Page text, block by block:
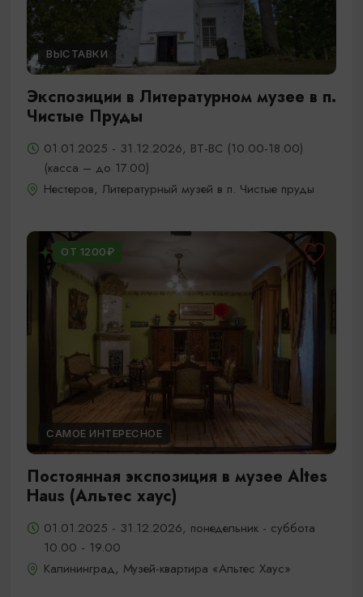
ВЫСТАВКИ
Экспозиции в Литературном музее в п.
Чистые Пруды
01.01.2025 - 31.12.2026, ВТ-ВС (10.00-18.00)
(касса – до 17.00)
Нестеров, Литературный музей в п. Чистые пруды
ОТ 1200₽
САМОЕ ИНТЕРЕСНОЕ
Постоянная экспозиция в музее Altes
Haus (Альтес хаус)
01.01.2025 - 31.12.2026, понедельник - суббота
10.00 - 19.00
Калининград, Музей-квартира «Альтес Хаус»